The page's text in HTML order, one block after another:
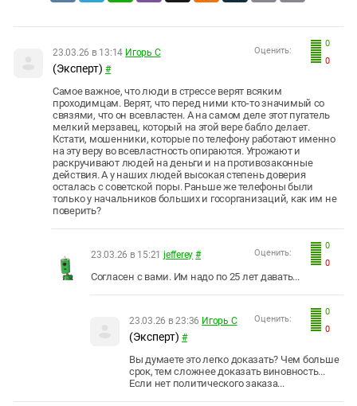
0
0
Оценить:
23.03.26 в 13:14 Игорь С
(Эксперт) #
Самое важное, что люди в стрессе верят всяким
проходимцам. Верят, что перед ними кто-то значимый со
связями, что он всевластен. А на самом деле этот пугатель
мелкий мерзавец, который на этой вере бабло делает.
Кстати, мошенники, которые по телефону работают именно
на эту веру во всевластность опираются. Угрожают и
раскручивают людей на деньги и на противозаконные
действия. А у наших людей высокая степень доверия
осталась с советской поры. Раньше же телефоны были
только у начальников больших и госорганизаций, как им не
поверить?
0
0
Оценить:
23.03.26 в 15:21 jefferey #
Согласен с вами. Им надо по 25 лет давать...
0
0
Оценить:
23.03.26 в 23:36 Игорь С
(Эксперт) #
Вы думаете это легко доказать? Чем больше
срок, тем сложнее доказать виновность...
Если нет политического заказа...